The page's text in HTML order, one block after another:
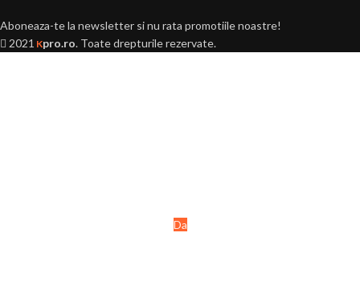
Aboneaza-te la newsletter si nu rata promotiile noastre!
2021 Kpro.ro. Toate drepturile rezervate.
Da